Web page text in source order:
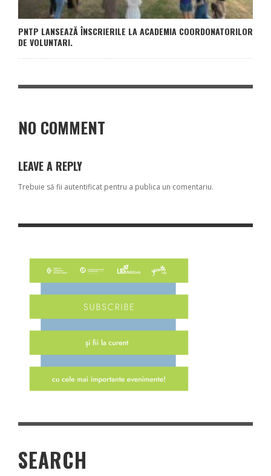
PNTP LANSEAZĂ ÎNSCRIERILE LA ACADEMIA COORDONATORILOR
DE VOLUNTARI.
NO COMMENT
LEAVE A REPLY
Trebuie să fii autentificat pentru a publica un comentariu.
SEARCH